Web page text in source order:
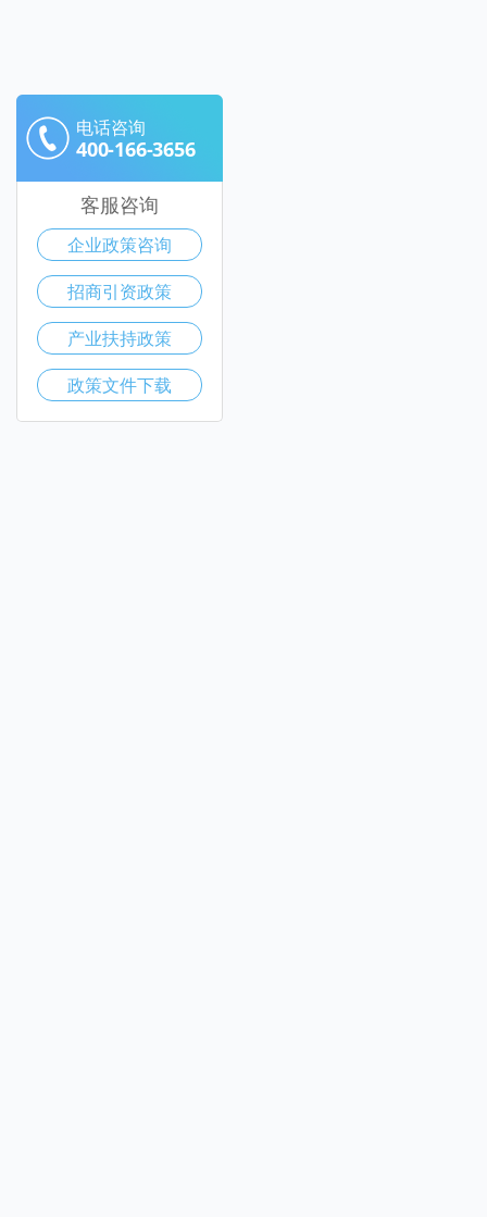
电话咨询
400-166-3656
客服咨询
企业政策咨询
招商引资政策
产业扶持政策
政策文件下载